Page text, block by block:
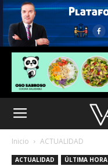
Inicio ACTUALIDAD
ACTUALIDAD ÚLTIMA HORA